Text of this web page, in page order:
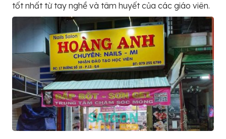
tốt nhất từ tay nghề và tâm huyết của các giáo viên.